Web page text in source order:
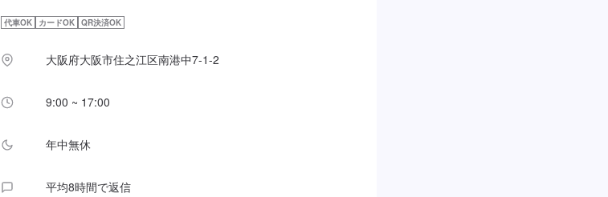
代車OK カードOK QR決済OK
大阪府大阪市住之江区南港中7-1-2
9:00 ~ 17:00
年中無休
平均8時間で返信